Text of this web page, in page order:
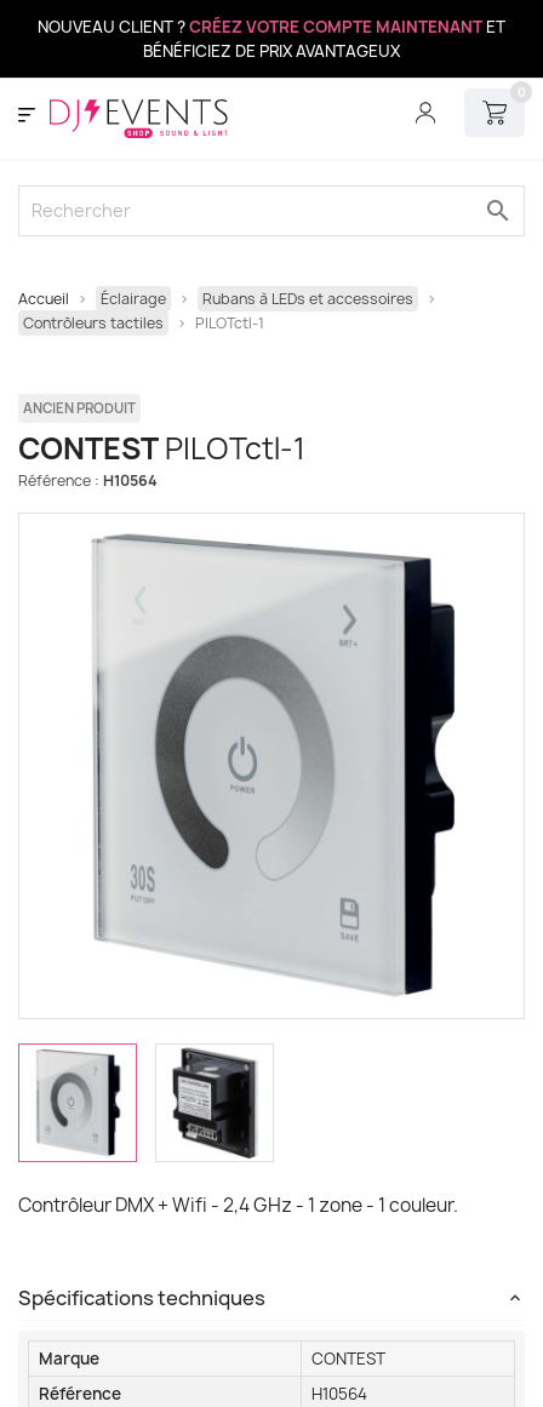
NOUVEAU CLIENT ?CRÉEZ VOTRE COMPTE MAINTENANT ET
BÉNÉFICIEZ DE PRIX AVANTAGEUX
0
search
Accueil Éclairage
Rubans à LEDs et accessoires
Contrôleurs tactiles
PILOTctl-1
ANCIEN PRODUIT
CONTESTPILOTctl-1
Référence : H10564
Contrôleur DMX + Wifi - 2,4 GHz - 1 zone - 1 couleur.
Spécifications techniques
Marque
CONTEST
Référence
H10564